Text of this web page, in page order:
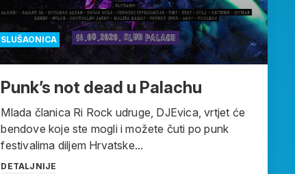
SLUŠAONICA
Punk’s not dead u Palachu
Mlada članica Ri Rock udruge, DJEvica, vrtjet će
bendove koje ste mogli i možete čuti po punk
festivalima diljem Hrvatske...
DETALJNIJE